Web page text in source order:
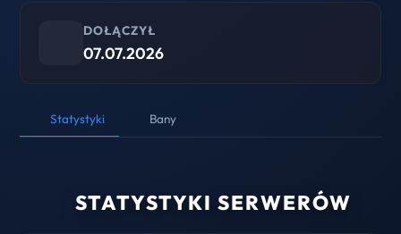
DOŁĄCZYŁ
07.07.2026
Statystyki Bany
STATYSTYKI SERWERÓW